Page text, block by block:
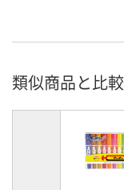
類似商品と比較